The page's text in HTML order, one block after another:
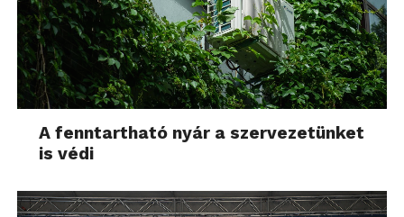
A fenntartható nyár a szervezetünket
is védi